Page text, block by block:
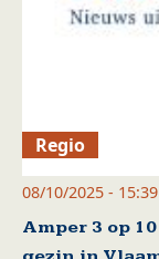
Regio
08/10/2025 - 15:39
Amper 3 op